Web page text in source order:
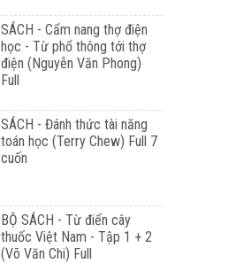
SÁCH - Cẩm nang thợ điện
học - Từ phổ thông tới thợ
điện (Nguyễn Văn Phong)
Full
SÁCH - Đánh thức tài năng
toán học (Terry Chew) Full 7
cuốn
BỘ SÁCH - Từ điển cây
thuốc Việt Nam - Tập 1 + 2
(Võ Văn Chi) Full